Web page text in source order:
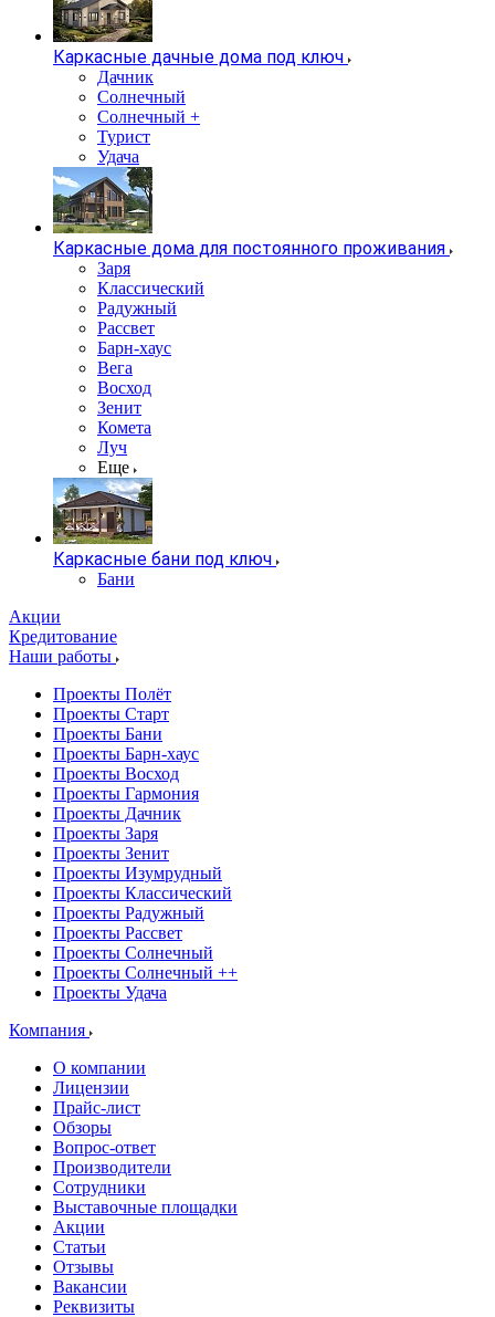
Каркасные дачные дома под ключ
Дачник
Солнечный
Солнечный +
Турист
Удача
Каркасные дома для постоянного проживания
Заря
Классический
Радужный
Рассвет
Барн-хаус
Вега
Восход
Зенит
Комета
Луч
Еще
Каркасные бани под ключ
Бани
Акции
Кредитование
Наши работы
Проекты Полёт
Проекты Старт
Проекты Бани
Проекты Барн-хаус
Проекты Восход
Проекты Гармония
Проекты Дачник
Проекты Заря
Проекты Зенит
Проекты Изумрудный
Проекты Классический
Проекты Радужный
Проекты Рассвет
Проекты Солнечный
Проекты Солнечный ++
Проекты Удача
Компания
О компании
Лицензии
Прайс-лист
Обзоры
Вопрос-ответ
Производители
Сотрудники
Выставочные площадки
Акции
Статьи
Отзывы
Вакансии
Реквизиты